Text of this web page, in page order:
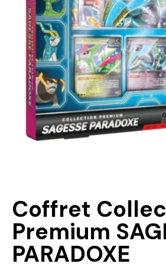
Coffret
Premium
PARADOXE